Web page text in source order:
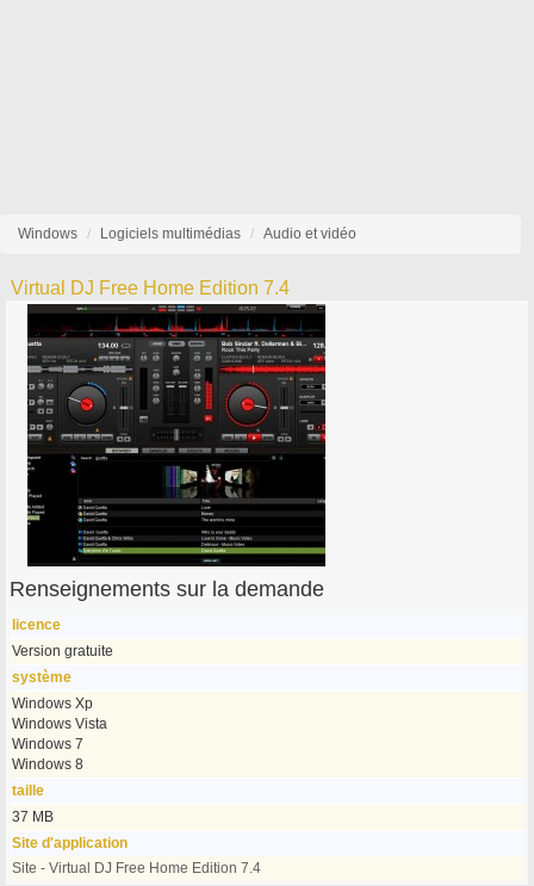
Windows Logiciels multimédias Audio et vidéo
Virtual DJ Free Home Edition 7.4
Renseignements sur la demande
licence
Version gratuite
système
Windows Xp
Windows Vista
Windows 7
Windows 8
taille
37 MB
Site d'application
Site - Virtual DJ Free Home Edition 7.4